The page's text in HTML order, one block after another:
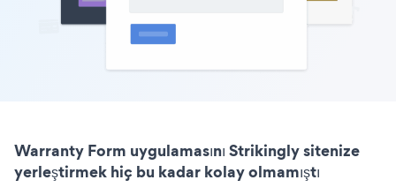
Warranty Form uygulamasını Strikingly sitenize
yerleştirmek hiç bu kadar kolay olmamıştı